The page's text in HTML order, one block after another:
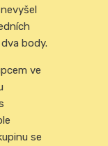
body.
ve
se